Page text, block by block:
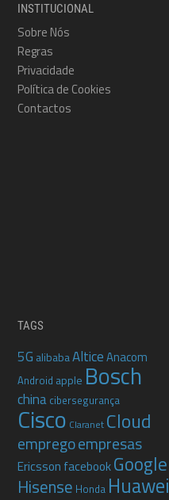
INSTITUCIONAL
Sobre Nós
Regras
Privacidade
Política de Cookies
Contactos
TAGS
5G alibabaAlticeAnacom
Android apple Bosch
china cibersegurança
Cisco Claranet Cloud
empregoempresas
Ericsson facebookGoogle
Hisense Honda Huawei